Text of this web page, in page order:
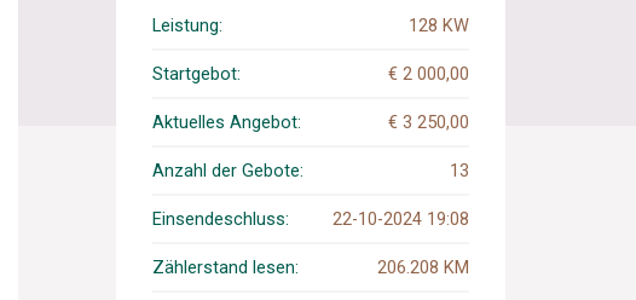
Leistung: 128 KW
Startgebot: € 2 000,00
Aktuelles Angebot: € 3 250,00
Anzahl der Gebote: 13
Einsendeschluss: 22-10-2024 19:08
Zählerstand lesen: 206.208 KM